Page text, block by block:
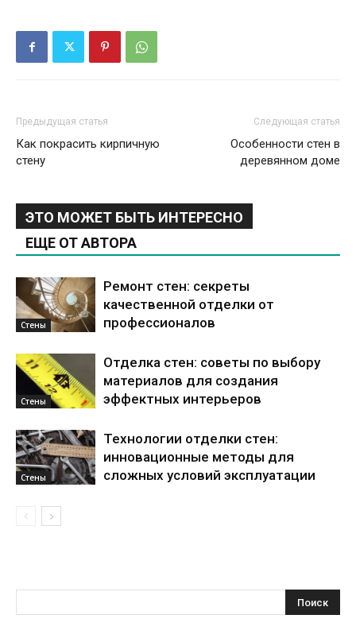
Предыдущая статья
Как покрасить кирпичную
стену
Следующая статья
Особенности стен в
деревянном доме
ЭТО МОЖЕТ БЫТЬ ИНТЕРЕСНО
ЕЩЕ ОТ АВТОРА
Стены
Ремонт стен: секреты
качественной отделки от
профессионалов
Стены
Отделка стен: советы по выбору
материалов для создания
эффектных интерьеров
Стены
Технологии отделки стен:
инновационные методы для
сложных условий эксплуатации